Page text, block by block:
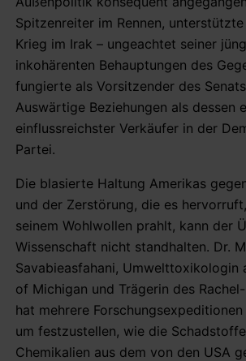
Spitzenreiter im Rennen,
Krieg im Irak – ungeachtet seiner
inkohärenten Behauptungen des
fungierte als Vorsitzender des
Auswärtige Beziehungen als dessen
einflussreichster Verkäufer in der
Partei.
Die blasierte Haltung Amerikas
und der Zerstörung, die es
seinem Wohlwollen prahlt, kann der
Wissenschaft nicht standhalten. Dr.
Savabieasfahani, Umwelttoxikologin
of Michigan und Trägerin des
hat mehrere
um festzustellen, wie die
Chemikalien aus dem von den USA